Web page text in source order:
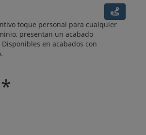
toque personal para cualquier
presentan un acabado
en acabados con